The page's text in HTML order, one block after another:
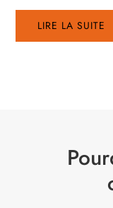
LIRE LA SUITE